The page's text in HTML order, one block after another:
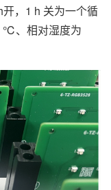
，1 h 关为一个循
℃、相对湿度为